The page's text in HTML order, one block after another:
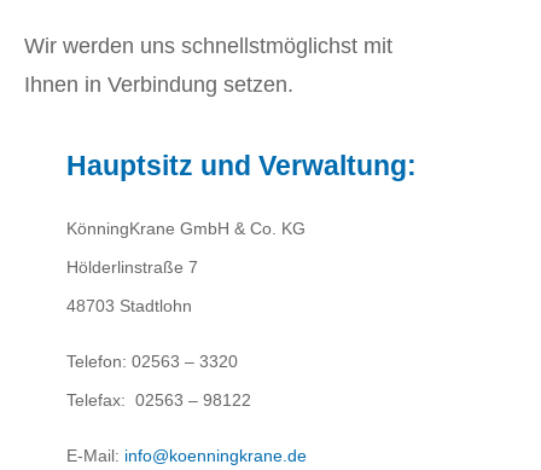
Wir werden uns schnellstmöglichst mit
Ihnen in Verbindung setzen.
Hauptsitz und Verwaltung:
KönningKrane GmbH & Co. KG
Hölderlinstraße 7
48703 Stadtlohn
Telefon: 02563 – 3320
Telefax: 02563 – 98122
E-Mail: info@koenningkrane.de